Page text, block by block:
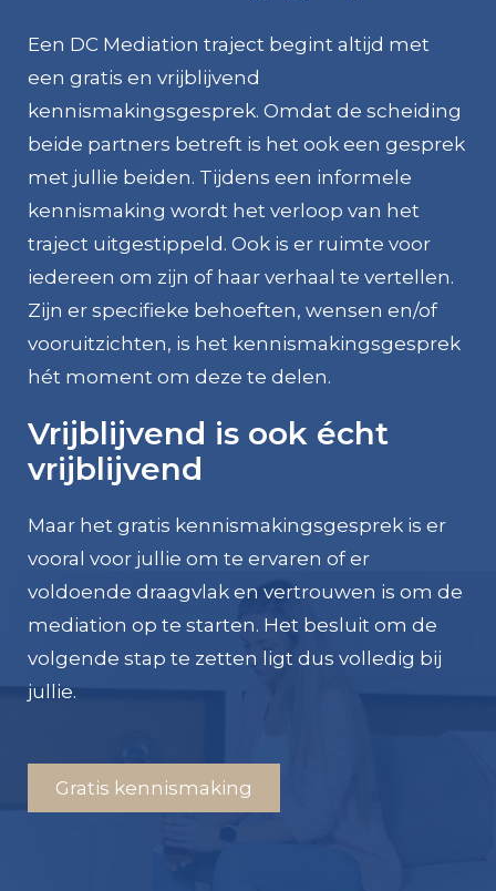
Een DC Mediation traject begint altijd met
een gratis en vrijblijvend
kennismakingsgesprek. Omdat de scheiding
beide partners betreft is het ook een gesprek
met jullie beiden. Tijdens een informele
kennismaking wordt het verloop van het
traject uitgestippeld. Ook is er ruimte voor
iedereen om zijn of haar verhaal te vertellen.
Zijn er specifieke behoeften, wensen en/of
vooruitzichten, is het kennismakingsgesprek
hét moment om deze te delen.
Vrijblijvend is ook écht
vrijblijvend
Maar het gratis kennismakingsgesprek is er
vooral voor jullie om te ervaren of er
voldoende draagvlak en vertrouwen is om de
mediation op te starten. Het besluit om de
volgende stap te zetten ligt dus volledig bij
jullie.
Gratis kennismaking